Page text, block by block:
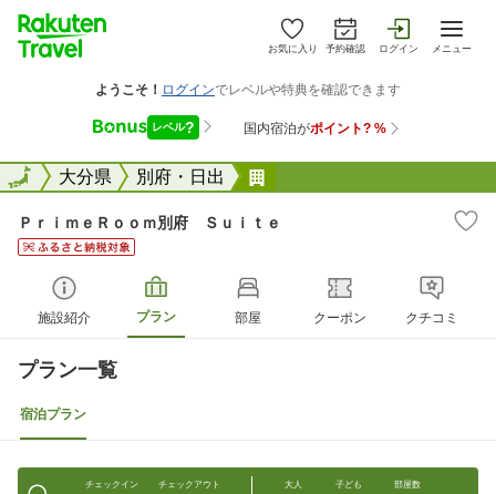
お気に入り 予約確認 ログイン メニュー
全国大分県 別府・日出
全国
ＰｒｉｍｅＲｏｏｍ別府 Ｓｕｉｔｅ
施設紹介 プラン 部屋 クーポン クチコミ
プラン一覧
宿泊プラン
チェックイン チェックアウト 大人 子ども 部屋数